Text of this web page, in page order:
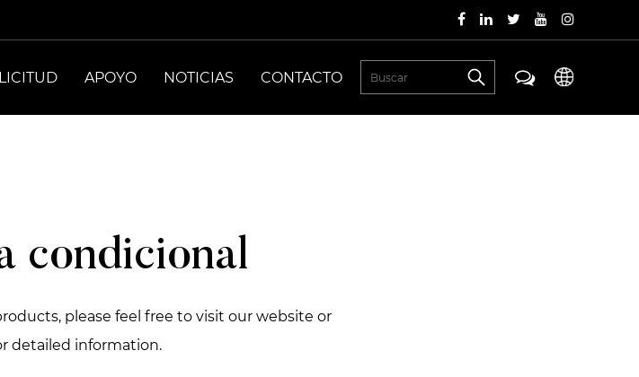
APOYO NOTICIAS CONTACTO
condicional
please feel free to visit our website or
detailed information.